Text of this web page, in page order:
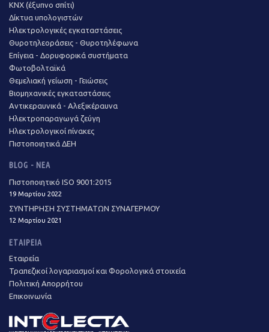
KNX (έξυπνο σπίτι)
Δίκτυα υπολογιστών
Ηλεκτρολογικές εγκαταστάσεις
Θυροτηλεοράσεις - Θυροτηλέφωνα
Επίγεια - Δορυφορικά συστήματα
Φωτοβολταϊκά
Θεμελιακή γείωση - Γειώσεις
Βιομηχανικές εγκαταστάσεις
Αντικεραυνικά - Αλεξικέραυνα
Ηλεκτροπαραγωγά ζεύγη
Ηλεκτρολογικοί πίνακες
Πιστοποιητικά ΔΕΗ
BLOG - ΝΈΑ
Πιστοποιητικό ISO 9001:2015
19 Μαρτίου 2022
ΣΥΝΤΗΡΗΣΗ ΣΥΣΤΗΜΑΤΩΝ ΣΥΝΑΓΕΡΜΟΥ
12 Μαρτίου 2021
ΕΤΑΙΡΕΊΑ
Εταιρεία
Τραπεζικοί λογαριασμοί και Φορολογικά στοιχεία
Πολιτική Απορρήτου
Επικοινωνία